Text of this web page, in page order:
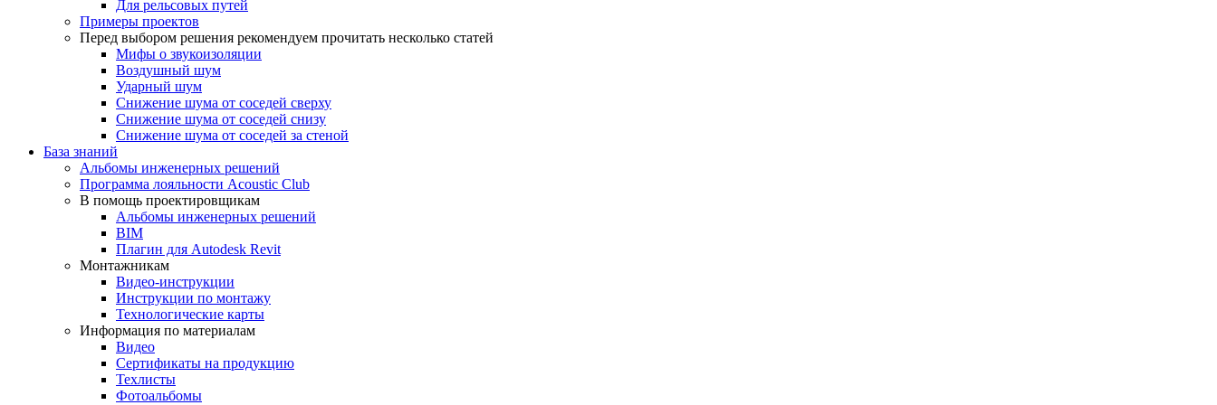
Для рельсовых путей
Примеры проектов
Перед выбором решения рекомендуем прочитать несколько статей
Мифы о звукоизоляции
Воздушный шум
Ударный шум
Снижение шума от соседей сверху
Снижение шума от соседей снизу
Снижение шума от соседей за стеной
База знаний
Альбомы инженерных решений
Программа лояльности Acoustic Club
В помощь проектировщикам
Альбомы инженерных решений
BIM
Плагин для Autodesk Revit
Монтажникам
Видео-инструкции
Инструкции по монтажу
Технологические карты
Информация по материалам
Видео
Сертификаты на продукцию
Техлисты
Фотоальбомы